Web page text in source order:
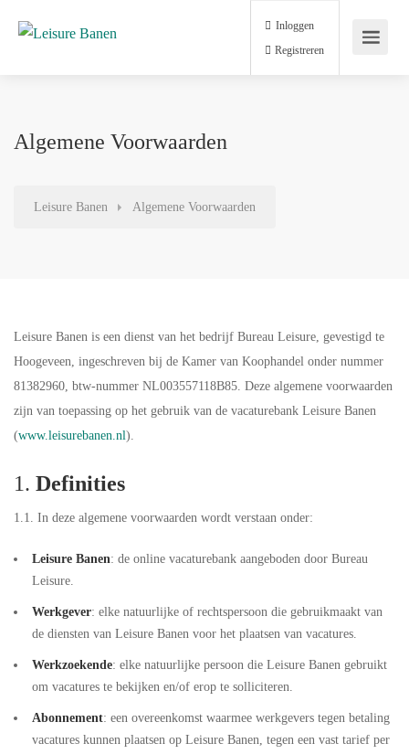
Inloggen
Registreren
Algemene Voorwaarden
Leisure Banen Algemene Voorwaarden
Leisure Banen is een dienst van het bedrijf Bureau Leisure, gevestigd te
Hoogeveen, ingeschreven bij de Kamer van Koophandel onder nummer
81382960, btw-nummer NL003557118B85. Deze algemene voorwaarden
zijn van toepassing op het gebruik van de vacaturebank Leisure Banen
(www.leisurebanen.nl).
1. Definities
1.1. In deze algemene voorwaarden wordt verstaan onder:
Leisure Banen: de online vacaturebank aangeboden door Bureau
Leisure.
Werkgever: elke natuurlijke of rechtspersoon die gebruikmaakt van
de diensten van Leisure Banen voor het plaatsen van vacatures.
Werkzoekende: elke natuurlijke persoon die Leisure Banen gebruikt
om vacatures te bekijken en/of erop te solliciteren.
Abonnement: een overeenkomst waarmee werkgevers tegen betaling
vacatures kunnen plaatsen op Leisure Banen, tegen een vast tarief per